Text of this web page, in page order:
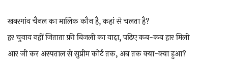
खबरगांव चैनल का मालिक कौन है, कहां से चलता है?
हर चुनाव नहीं जिताता फ्री बिजली का वादा, पढ़िए कब-कब हार मिली
आर जी कर अस्पताल से सुप्रीम कोर्ट तक, अब तक क्या-क्या हुआ?